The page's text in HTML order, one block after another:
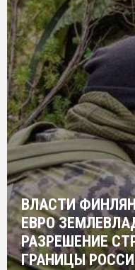
ВЛАСТИ
ЕВРО
РАЗРЕШЕНИЕ
ГРАНИЦЫ